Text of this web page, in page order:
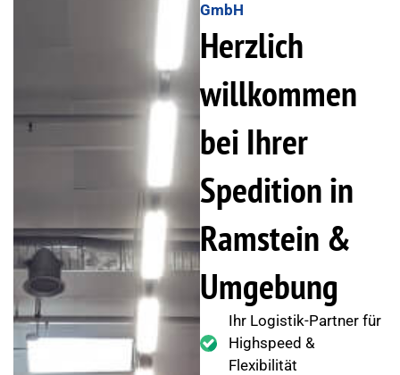
GmbH
Herzlich
willkommen
bei Ihrer
Spedition in
Ramstein &
Umgebung
Ihr Logistik-Partner für
Highspeed &
Flexibilität